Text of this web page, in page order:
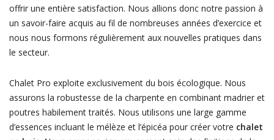
offrir une entière satisfaction. Nous allions donc notre passion à
un savoir-faire acquis au fil de nombreuses années d’exercice et
nous nous formons régulièrement aux nouvelles pratiques dans
le secteur.
Chalet Pro exploite exclusivement du bois écologique. Nous
assurons la robustesse de la charpente en combinant madrier et
poutres habilement traités. Nous utilisons une large gamme
d’essences incluant le mélèze et l’épicéa pour créer votre chalet